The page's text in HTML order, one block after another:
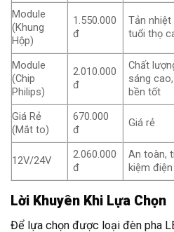
Module
(Khung
Hộp)
1.550.000
đ
Tản nhiệt
tuổi thọ
Module
(Chip
Philips)
2.010.000
đ
Chất
sáng
bền tốt
Giá Rẻ
(Mắt to)
670.000
đ
Giá rẻ
12V/24V
2.060.000
đ
An toàn,
kiệm điện
Lời Khuyên Khi Lựa Chọn
Để lựa chọn được loại đèn pha